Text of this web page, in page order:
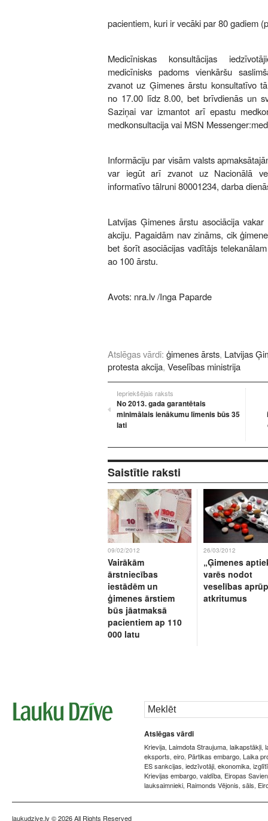
pacientiem, kuri ir vecāki par 80 gadiem
Medicīniskas konsultācijas
medicīnisks padoms vienkāršu
zvanot uz Ģimenes ārstu konsultatīvo
no 17.00 līdz 8.00, bet brīvdienās un
Saziņai var izmantot arī epastu
medkonsultacija vai MSN Messenger:
Informāciju par visām valsts
var iegūt arī zvanot uz Nacionālā
informatīvo tālruni 80001234, darba
Latvijas Ģimenes ārstu asociācija
akciju. Pagaidām nav zināms, cik
bet šorīt asociācijas vadītājs
ao 100 ārstu.
Avots: nra.lv/Inga Paparde
Atslēgas vārdi: ģimenes ārsts, Latvijas
protesta akcija, Veselības ministrija
Iepriekšējais raksts
No 2013. gada garantētais
minimālais ienākumu līmenis būs 35
lati
Saistītie raksti
09/02/2012
Vairākām
ārstniecības
iestādēm un
ģimenes ārstiem
būs jāatmaksā
pacientiem ap 110
000 latu
26/03/2012
„Ģimenes
varēs nodot
veselības
atkritumus
Atslēgas vārdi
Krievija, Laimdota Straujuma, laikapstākļi,
eksports, eiro, Pārtikas embargo, Laika
ES sankcijas, iedzīvotāji, ekonomika,
Krievijas embargo, valdība, Eiropas
lauksaimnieki, Raimonds Vējonis, sāls,
laukudzive.lv© 2026 All Rights Reserved